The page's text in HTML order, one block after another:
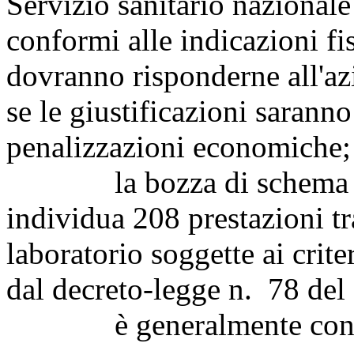
conformi alle indicazioni
dovranno risponderne
se le giustificazioni
penalizzazioni economiche;
la bozza di schema
individua 208 prestazioni
laboratorio soggette ai
dal decreto-legge n. 78 del
è generalmente